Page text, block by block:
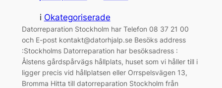
i Okategoriserade
Datorreparation Stockholm har Telefon 08 37 21 00
och E-post kontakt@datorhjalp.se Besöks address
:Stockholms Datorreparation har besöksadress :
Ålstens gårdspårvägs hållplats, huset som vi håller till i
ligger precis vid hållplatsen eller Orrspelsvägen 13,
Bromma Hitta till datorreparation Stockholm från